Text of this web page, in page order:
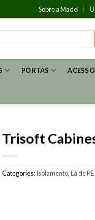
Sobre a Madel
PORTAS
Trisoft
Categories:Isolamento,Lã de